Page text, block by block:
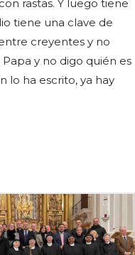
rastas. Y luego tiene
tiene una clave de
creyentes y no
y no digo quién es
lo ha escrito, ya hay